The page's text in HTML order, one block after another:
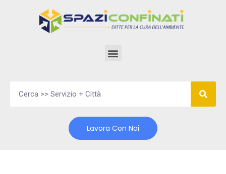
Lavora Con Noi